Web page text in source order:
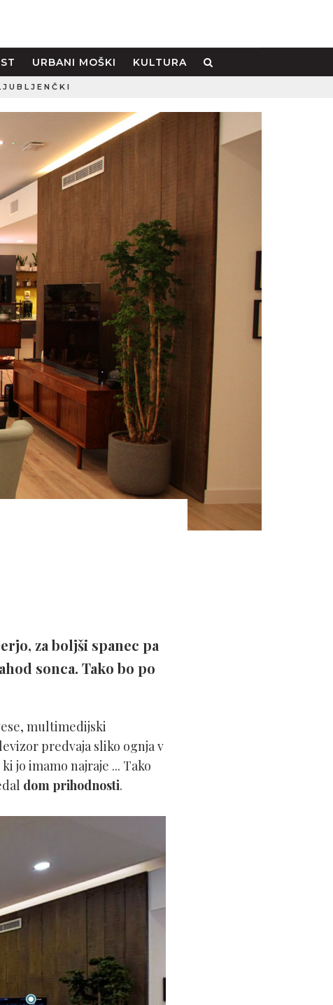
URBANI MOŠKI KULTURA
za boljši spanec pa
sonca. Tako bo po
multimedijski
predvaja sliko ognja v
jo imamo najraje ... Tako
dom prihodnosti.